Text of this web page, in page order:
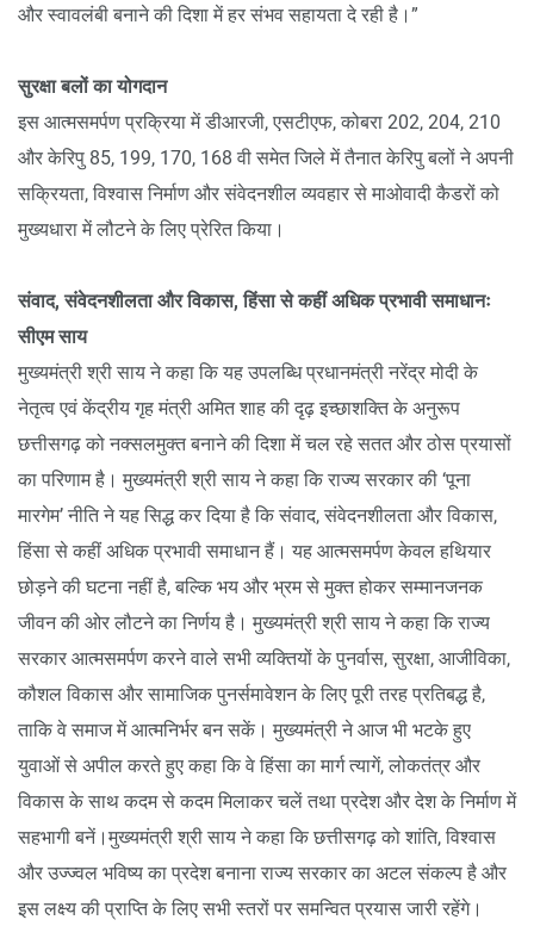
और स्वावलंबी बनाने की दिशा में हर संभव सहायता दे रही है।”
सुरक्षा बलों का योगदान
इस आत्मसमर्पण प्रक्रिया में डीआरजी, एसटीएफ, कोबरा 202, 204, 210
और केरिपु 85, 199, 170, 168 वी समेत जिले में तैनात केरिपु बलों ने अपनी
सक्रियता, विश्वास निर्माण और संवेदनशील व्यवहार से माओवादी कैडरों को
मुख्यधारा में लौटने के लिए प्रेरित किया।
संवाद, संवेदनशीलता और विकास, हिंसा से कहीं अधिक प्रभावी समाधानः
सीएम साय
मुख्यमंत्री श्री साय ने कहा कि यह उपलब्धि प्रधानमंत्री नरेंद्र मोदी के
नेतृत्व एवं केंद्रीय गृह मंत्री अमित शाह की दृढ़ इच्छाशक्ति के अनुरूप
छत्तीसगढ़ को नक्सलमुक्त बनाने की दिशा में चल रहे सतत और ठोस प्रयासों
का परिणाम है। मुख्यमंत्री श्री साय ने कहा कि राज्य सरकार की ‘पूना
मारगेम’ नीति ने यह सिद्ध कर दिया है कि संवाद, संवेदनशीलता और विकास,
हिंसा से कहीं अधिक प्रभावी समाधान हैं। यह आत्मसमर्पण केवल हथियार
छोड़ने की घटना नहीं है, बल्कि भय और भ्रम से मुक्त होकर सम्मानजनक
जीवन की ओर लौटने का निर्णय है। मुख्यमंत्री श्री साय ने कहा कि राज्य
सरकार आत्मसमर्पण करने वाले सभी व्यक्तियों के पुनर्वास, सुरक्षा, आजीविका,
कौशल विकास और सामाजिक पुनर्समावेशन के लिए पूरी तरह प्रतिबद्ध है,
ताकि वे समाज में आत्मनिर्भर बन सकें। मुख्यमंत्री ने आज भी भटके हुए
युवाओं से अपील करते हुए कहा कि वे हिंसा का मार्ग त्यागें, लोकतंत्र और
विकास के साथ कदम से कदम मिलाकर चलें तथा प्रदेश और देश के निर्माण में
सहभागी बनें।मुख्यमंत्री श्री साय ने कहा कि छत्तीसगढ़ को शांति, विश्वास
और उज्ज्वल भविष्य का प्रदेश बनाना राज्य सरकार का अटल संकल्प है और
इस लक्ष्य की प्राप्ति के लिए सभी स्तरों पर समन्वित प्रयास जारी रहेंगे।